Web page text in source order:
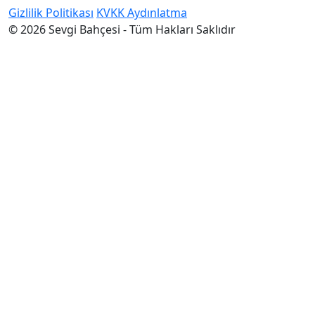
Gizlilik Politikası KVKK Aydınlatma
© 2026 Sevgi Bahçesi - Tüm Hakları Saklıdır